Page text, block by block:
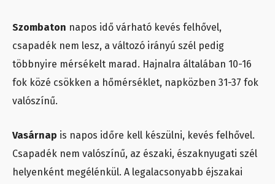
Szombaton napos idő várható kevés felhővel,
csapadék nem lesz, a változó irányú szél pedig
többnyire mérsékelt marad. Hajnalra általában 10-16
fok közé csökken a hőmérséklet, napközben 31-37 fok
valószínű.
Vasárnap is napos időre kell készülni, kevés felhővel.
Csapadék nem valószínű, az északi, északnyugati szél
helyenként megélénkül. A legalacsonyabb éjszakai